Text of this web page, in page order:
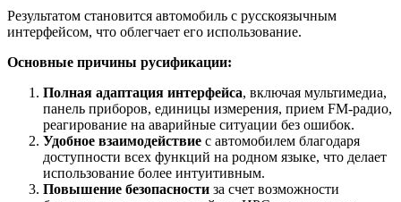
Результатом становится автомобиль с русскоязычным
интерфейсом, что облегчает его использование.
Основные причины русификации:
Полная адаптация интерфейса, включая мультимедиа,
панель приборов, единицы измерения, прием FM-радио,
реагирование на аварийные ситуации без ошибок.
Удобное взаимодействие с автомобилем благодаря
доступности всех функций на родном языке, что делает
использование более интуитивным.
Повышение безопасности за счет возможности